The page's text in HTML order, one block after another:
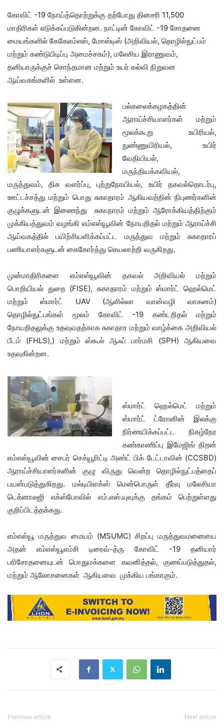
கோவிட் -19 நோய்த்தொற்றுக்கு தற்போது தினசரி 11,500
மாதிரிகள் எடுக்கப்படுகின்றன. நாட்டின் கோவிட் -19 சோதனை
மையங்களில் கேகேஎம்எஸ், மோஸ்டிஸ் (அறிவியல், தொழில்நுட்பம்
மற்றும் கண்டுபிடிப்பு அமைச்சகம்), மலேசிய இராணுவம்,
தனியாருக்குச் சொந்தமான மற்றும் உயர் கல்வி நிறுவன
ஆய்வகங்களில் உள்ளன.
பல்கலைக்கழகத்தின்
ஆராய்ச்சியாளர்கள் மற்றும்
மூலக்கூறு உயிரியல்,
நுண்ணுயிரியல், உயிர்
வேதியியல்,
மருந்தியக்கவியல்,
மருத்துவம், திசு வளர்ப்பு, புற்றுநோயியல், உயிர் தகவல்தொடர்பு,
ஊட்டச்சத்து மற்றும் பொது சுகாதாரம் ஆகியவற்றின் நிபுணர்களின்
குழுக்களுடன் இணைந்து சுகாதாரம் மற்றும் ஆரோக்கியத்திற்கும்
முக்கியத்துவம் வழங்கி எம்எஸ்யூவின் நோயறிதல் மற்றும் ஆராய்ச்சி
ஆய்வகத்தில் பயிற்சியளிக்கப்பட்ட மருத்துவ மற்றும் சுகாதாரப்
பணியாளர்களுடன் கைகோர்த்து செயலாற்றி வருகிறது.
முன்மாதிரிகளை எம்எஸ்யூவின் தகவல் அறிவியல் மற்றும்
பொறியியல் துறை (FISE), சுகாதாரம் மற்றும் ஸ்மார்ட் ஹெல்மெட்
மற்றும் ஸ்மார்ட் UAV (ஆளில்லா வான்வழி வாகனம்)
தொழில்நுட்பங்கள் மூலம் கோவிட் -19 கண்டறிதல் மற்றும்
நோயறிதலுக்கு உதவுவதற்காக சுகாதார மற்றும் வாழ்க்கை அறிவியல்
பீடம் (FHLS),) மற்றும் ஸ்கூல் ஆஃப் பார்மசி (SPH) ஆகியவை
உதவுகின்றன.
ஸ்மார்ட் ஹெல்மெட் மற்றும்
ஸ்மார்ட் ட்ரோனின் இலக்கு
நிர்ணயிக்கப்பட்ட நிகழ்நேர
கண்காணிப்பு இமேஜிங் திறன்
எம்எஸ்யூவின் சைபர் செக்யூரிட்டி அண்ட் பிக் டேட்டாவின் (CCSBD)
ஆராய்ச்சியாளர்களின் குழு விருது வென்ற தொழில்நுட்பத்தைப்
பயன்படுத்துகிறது. மல்டிபிளக்ஸ் மென்பொருள் தீர்வு மலேசியா
டெக்னாலஜி எக்ஸ்போவில் எம்.எஸ்.யுவுக்கு தங்கம் பெற்றுள்ளது
குறிப்பிடத்தக்கது.
எம்எஸ்யூ மருத்துவ மையம் (MSUMC) சிறப்பு மருத்துவமனையை
அதன் எம்எஸ்யூஎம்சி டிரைவ்-த்ரு கோவிட் -19 தனியார்
பரிசோதனையுடன் பொதுமக்களை கவனித்தல், குணப்படுத்துதல்,
மற்றும் ஆலோசனைகள் ஆகியவை முக்கிய பங்காகும்.
Previous article Next article